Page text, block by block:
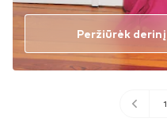
Peržiūrėk derinį
1